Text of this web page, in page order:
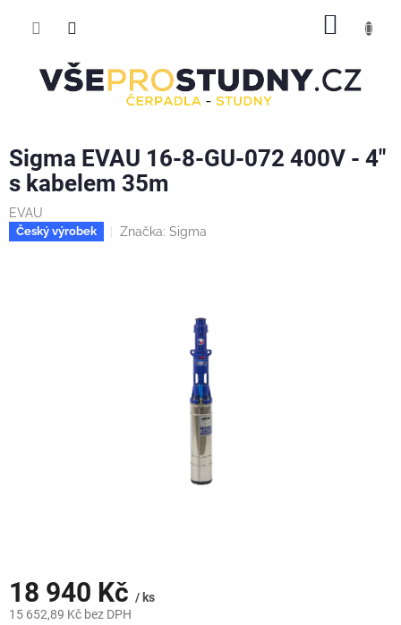
Sigma EVAU 16-8-GU-072 400V - 4"
s kabelem 35m
EVAU
Český výrobek Značka: Sigma
18 940 Kč / ks
15 652,89 Kč bez DPH